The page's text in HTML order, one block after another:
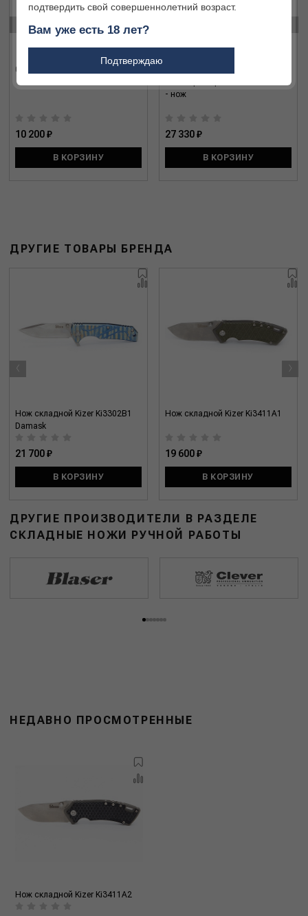
0.8361.MC - нож Forester M Grip
10 200 ₽
В КОРЗИНУ
- нож
27 330 ₽
В КОРЗИНУ
ДРУГИЕ ТОВАРЫ БРЕНДА
Нож складной Kizer Ki3302B1
Damask
21 700 ₽
В КОРЗИНУ
Нож складной Kizer Ki3411A1
19 600 ₽
В КОРЗИНУ
‹ ›
ДРУГИЕ ПРОИЗВОДИТЕЛИ В РАЗДЕЛЕ
СКЛАДНЫЕ НОЖИ РУЧНОЙ РАБОТЫ
НЕДАВНО ПРОСМОТРЕННЫЕ
Нож складной Kizer Ki3411A2
подтвердить свой совершеннолетний возраст.
Вам уже есть 18 лет?
Подтверждаю